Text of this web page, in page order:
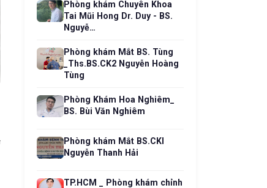
Phòng khám Chuyên Khoa
Tai Mũi Hong Dr. Duy - BS.
Nguyễ…
Phòng khám Mắt BS. Tùng
_Ths.BS.CK2 Nguyễn Hoàng
Tùng
Phòng Khám Hoa Nghiêm_
BS. Bùi Văn Nghiêm
Phòng khám Mắt BS.CKI
Nguyễn Thanh Hải
TP.HCM _ Phòng khám chỉnh